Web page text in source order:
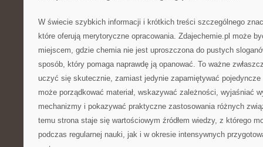
W świecie szybkich informacji i krótkich treści szczególnego
które oferują merytoryczne opracowania. Zdajechemie.pl może
miejscem, gdzie chemia nie jest uproszczona do pustych
sposób, który pomaga naprawdę ją opanować. To ważne
uczyć się skutecznie, zamiast jedynie zapamiętywać
może porządkować materiał, wskazywać zależności, wyjaśniać
mechanizmy i pokazywać praktyczne zastosowania różnych
temu strona staje się wartościowym źródłem wiedzy, z którego
podczas regularnej nauki, jak i w okresie intensywnych